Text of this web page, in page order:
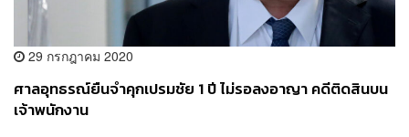
29 กรกฎาคม 2020
ศาลอุทธรณ์ยืนจำคุกเปรมชัย 1 ปี ไม่รอลงอาญา คดีติดสินบน
เจ้าพนักงาน